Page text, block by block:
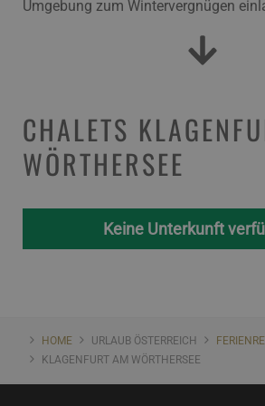
Umgebung zum Wintervergnügen
CHALETS
WÖRTHERSEE
Keine Unterkunft
HOME URLAUB ÖSTERREICH
KLAGENFURT AM WÖRTHERSEE